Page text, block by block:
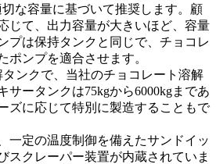
な容量に基づいて推奨します。顧
じて、出力容量が大きいほど、容量
プは保持タンクと同じで、チョコレ
ポンプを適合させます。
ンクで、当社のチョコレート溶解
サータンクは75kgから6000kgまであ
ズに応じて特別に製造することもで
一定の温度制御を備えたサンドイッ
スクレーパー装置が内蔵されていま